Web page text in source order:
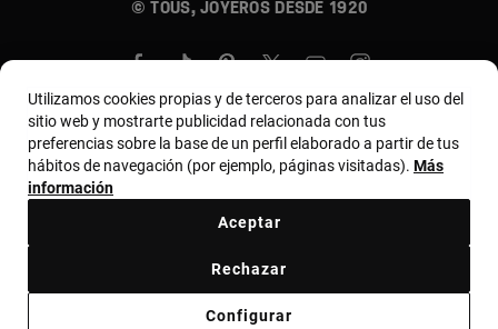
© TOUS, JOYEROS DESDE 1920
País y moneda:Chile / Chilean Peso
Código ético Proveedores
Utilizamos cookies propias y de terceros para analizar el uso del
sitio web y mostrarte publicidad relacionada con tus
preferencias sobre la base de un perfil elaborado a partir de tus
hábitos de navegación (por ejemplo, páginas visitadas). Más
información
Configurar
Rechazar
Aceptar